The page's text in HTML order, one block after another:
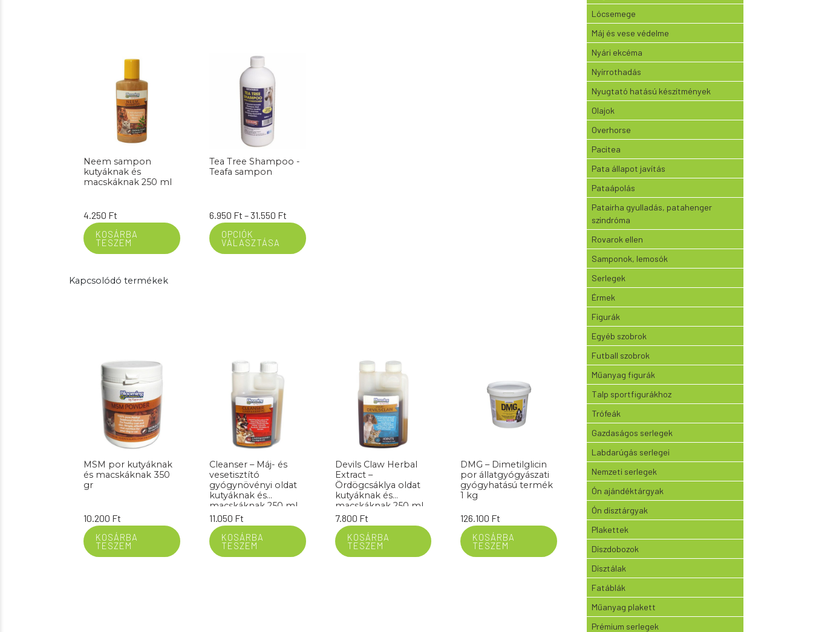
Neem sampon
kutyáknak és
macskáknak 250 ml
4.250 Ft
KOSÁRBA
TESZEM
Tea Tree Shampoo -
Teafa sampon
6.950 Ft –31.550 FtÁrtartomány:
6.950 Ft
31.550 Ft
OPCIÓK
VÁLASZTÁSA
Kapcsolódó termékek
MSM por kutyáknak
és macskáknak 350
gr
10.200 Ft
KOSÁRBA
TESZEM
Cleanser – Máj- és
vesetisztító
gyógynövényi oldat
kutyáknak és
macskáknak 250 ml
11.050 Ft
KOSÁRBA
TESZEM
Devils Claw Herbal
Extract –
Ördögcsáklya oldat
kutyáknak és
macskáknak 250 ml
7.800 Ft
KOSÁRBA
TESZEM
DMG – Dimetilglicin
por állatgyógyászati
gyógyhatású termék
1 kg
126.100 Ft
KOSÁRBA
TESZEM
Lócsemege
Máj és vese védelme
Nyári ekcéma
Nyírrothadás
Nyugtató hatású készítmények
Olajok
Overhorse
Pacitea
Pata állapot javítás
Pataápolás
Patairha gyulladás, patahenger
szindróma
Rovarok ellen
Samponok, lemosók
Serlegek
Érmek
Figurák
Egyéb szobrok
Futball szobrok
Műanyag figurák
Talp sportfigurákhoz
Trófeák
Gazdaságos serlegek
Labdarúgás serlegei
Nemzeti serlegek
Ón ajándéktárgyak
Ón dísztárgyak
Plakettek
Díszdobozok
Dísztálak
Fatáblák
Műanyag plakett
Prémium serlegek